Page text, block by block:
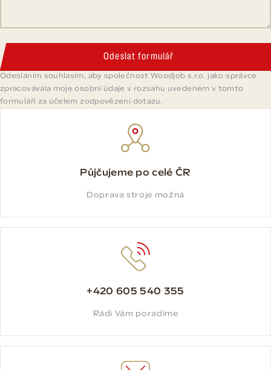
Odeslat formulář
Odesláním souhlasím, aby společnost Woodjob s.r.o. jako správce
zpracovávala moje osobní údaje v rozsahu uvedeném v tomto
formuláři za účelem zodpovězení dotazu.
Půjčujeme po celé ČR
Doprava stroje možná
+420 605 540 355
Rádi Vám poradíme